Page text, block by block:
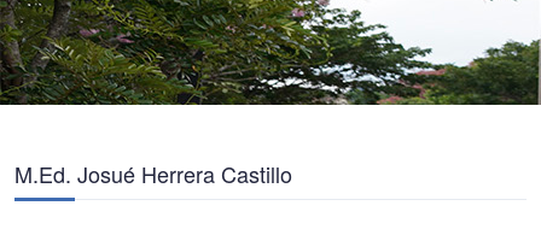
M.Ed. Josué Herrera Castillo